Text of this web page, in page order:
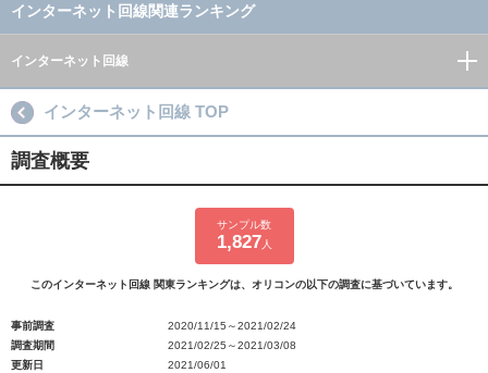
インターネット回線関連ランキング
インターネット回線
インターネット回線 TOP
調査概要
サンプル数
1,827 人
このインターネット回線 関東ランキングは、オリコンの以下の調査に基づいています。
事前調査
2020/11/15～2021/02/24
調査期間
2021/02/25～2021/03/08
更新日
2021/06/01